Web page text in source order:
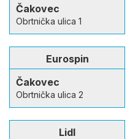
Čakovec
Obrtnička ulica 1
Eurospin
Čakovec
Obrtnička ulica 2
Lidl